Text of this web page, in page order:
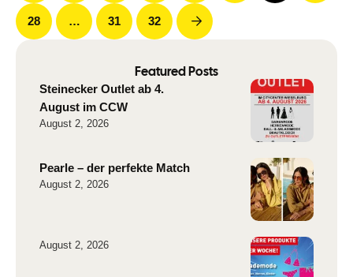
28 … 31 32
Featured Posts
Steinecker Outlet ab 4.
August im CCW
August 2, 2026
Pearle – der perfekte Match
August 2, 2026
August 2, 2026